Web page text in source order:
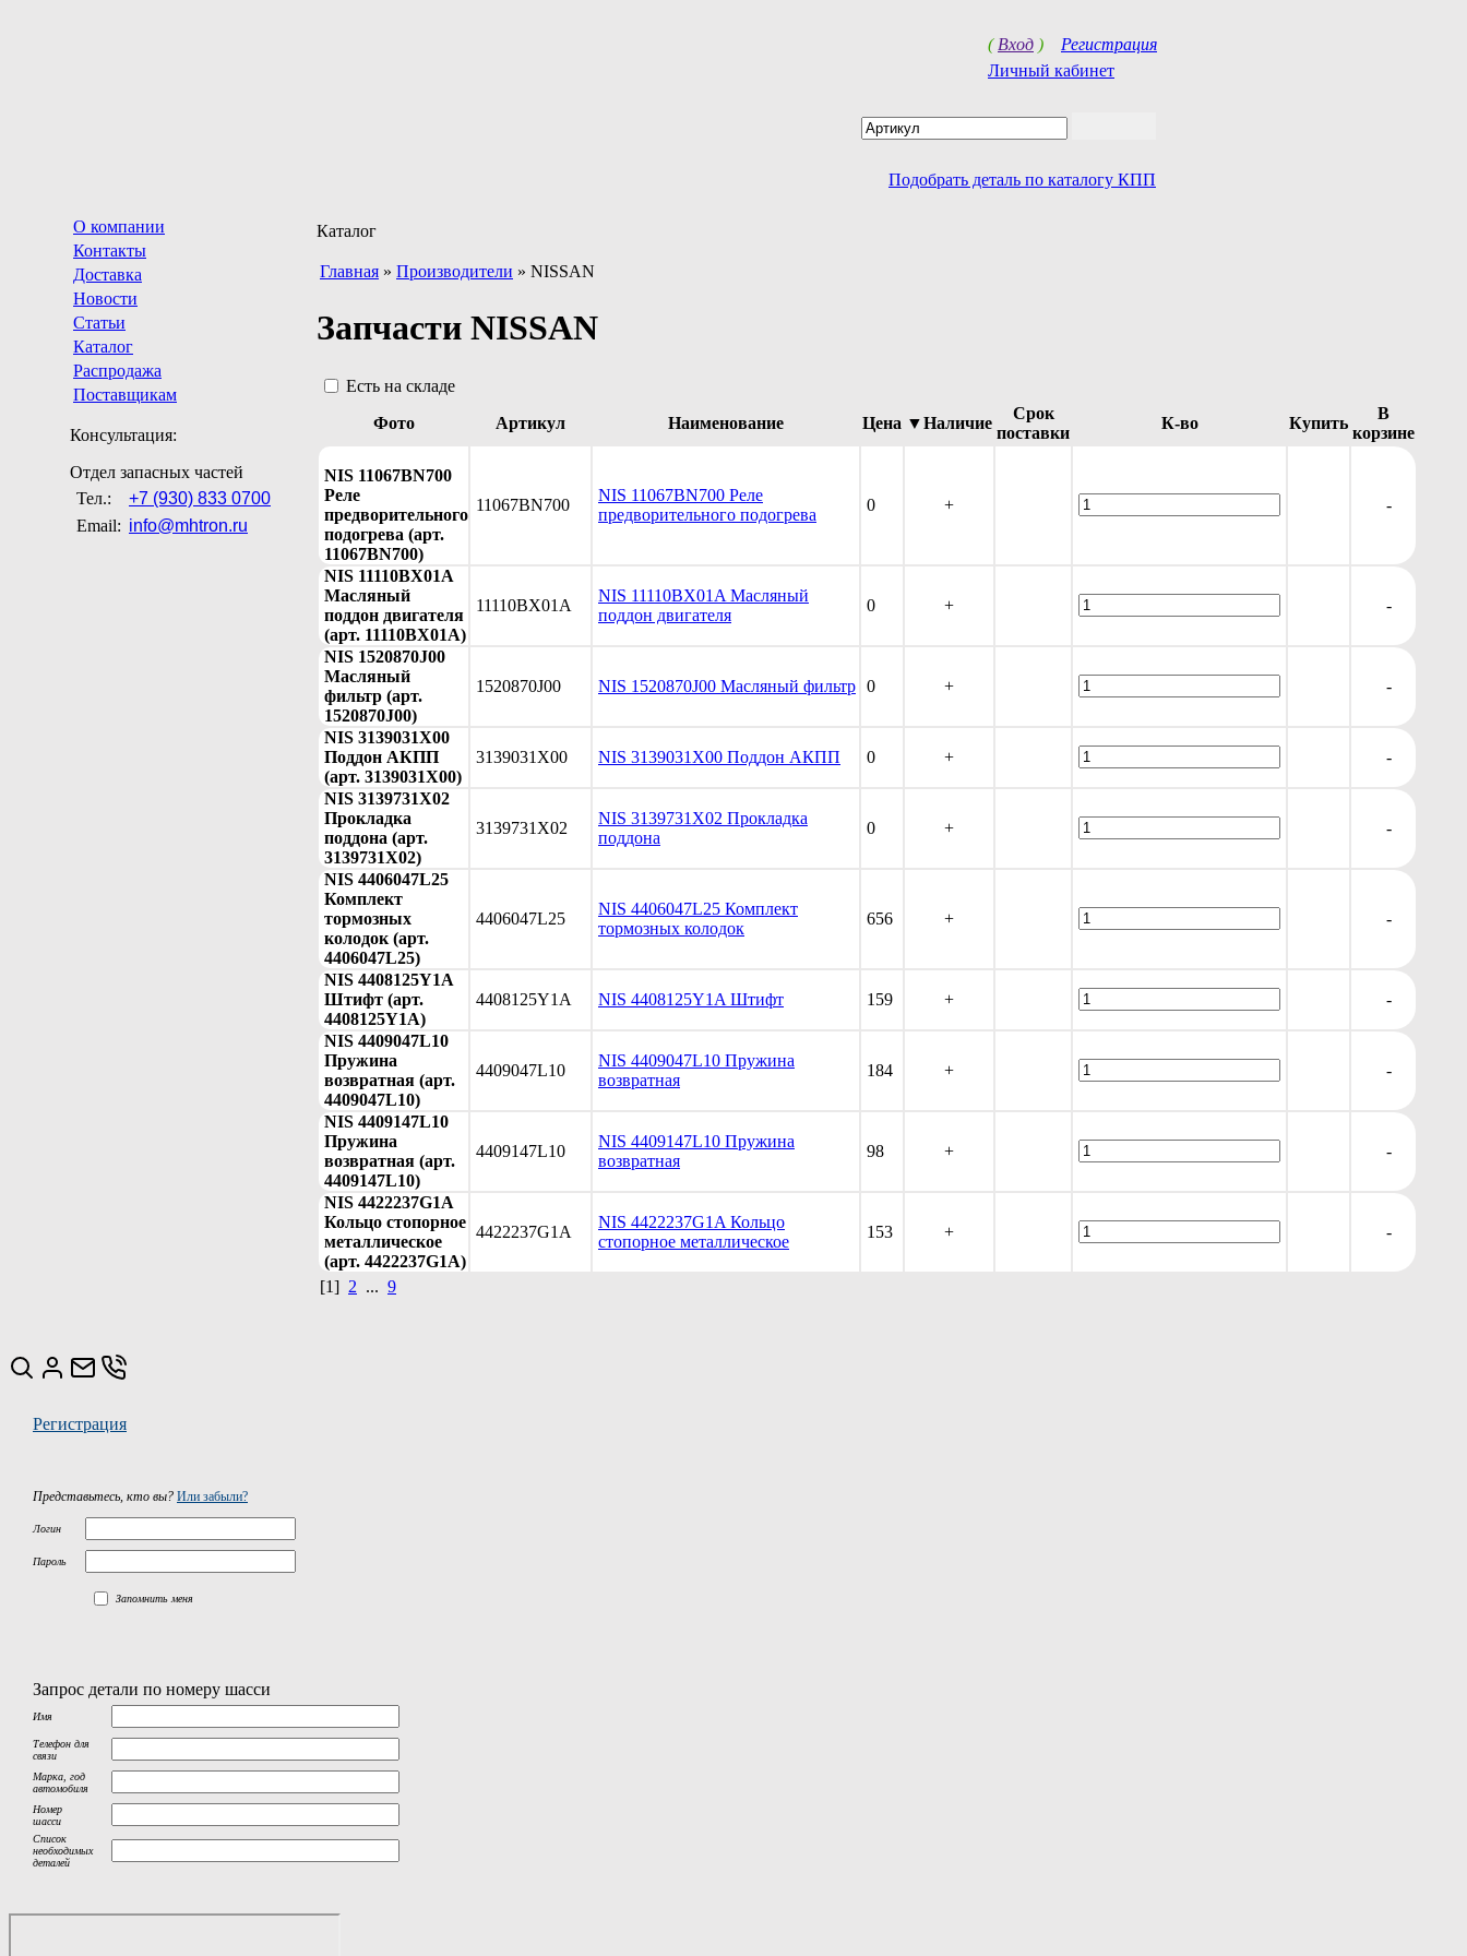
( Вход ) Регистрация
Личный кабинет
Подобрать деталь по каталогу КПП
О компании
Контакты
Доставка
Новости
Статьи
Каталог
Распродажа
Поставщикам
Консультация:
Отдел запасных частей
Тел.:
+7 (930) 833 0700
Email: info@mhtron.ru
Каталог
Главная » Производители » NISSAN
Запчасти NISSAN
Есть на складе
Фото
Артикул Наименование Цена ▼Наличие
Срок
поставки
К-во Купить
В
корзине
NIS 11067BN700
Реле
предворительного
подогрева (арт.
11067BN700)
11067BN700
NIS 11067BN700 Реле
предворительного подогрева
0 + -
NIS 11110BX01A
Масляный
поддон двигателя
(арт. 11110BX01A)
11110BX01A
NIS 11110BX01A Масляный
поддон двигателя
0 + -
NIS 1520870J00
Масляный
фильтр (арт.
1520870J00)
1520870J00 NIS 1520870J00 Масляный фильтр 0 + -
NIS 3139031X00
Поддон АКПП
(арт. 3139031X00)
3139031X00 NIS 3139031X00 Поддон АКПП 0 + -
NIS 3139731X02
Прокладка
поддона (арт.
3139731X02)
3139731X02
NIS 3139731X02 Прокладка
поддона
0 + -
NIS 4406047L25
Комплект
тормозных
колодок (арт.
4406047L25)
4406047L25
NIS 4406047L25 Комплект
тормозных колодок
656 + -
NIS 4408125Y1A
Штифт (арт.
4408125Y1A)
4408125Y1A NIS 4408125Y1A Штифт 159 + -
NIS 4409047L10
Пружина
возвратная (арт.
4409047L10)
4409047L10
NIS 4409047L10 Пружина
возвратная
184 + -
NIS 4409147L10
Пружина
возвратная (арт.
4409147L10)
4409147L10
NIS 4409147L10 Пружина
возвратная
98 + -
NIS 4422237G1A
Кольцо стопорное
металлическое
(арт. 4422237G1A)
4422237G1A
NIS 4422237G1A Кольцо
стопорное металлическое
153 + -
[1] 2 ... 9
Регистрация
Представьтесь, кто вы? Или забыли?
Логин
Пароль
Запомнить меня
Запрос детали по номеру шасси
Имя
Телефон для
связи
Марка, год
автомобиля
Номер
шасси
Список
необходимых
деталей